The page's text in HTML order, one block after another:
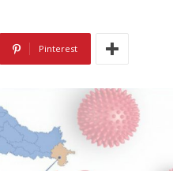
Pinterest